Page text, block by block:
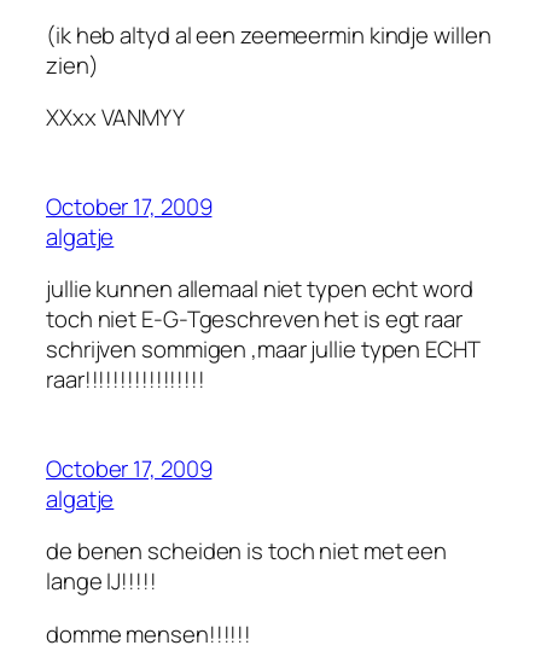
(ik heb altyd al een zeemeermin kindje willen
zien)
XXxx VANMYY
October 17, 2009
algatje
jullie kunnen allemaal niet typen echt word
toch niet E-G-Tgeschreven het is egt raar
schrijven sommigen ,maar jullie typen ECHT
raar!!!!!!!!!!!!!!!!!
October 17, 2009
algatje
de benen scheiden is toch niet met een
lange IJ!!!!!
domme mensen!!!!!!